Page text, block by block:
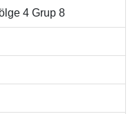
4 Grup 8